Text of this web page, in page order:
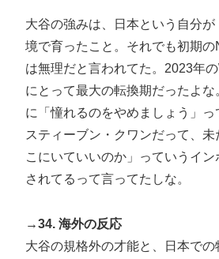
大谷の強みは、日本という自分
境で育ったこと。それでも初期
は無理だと言われてた。2023年
にとって最大の転換期だったよな
に「憧れるのをやめましょう」っ
スティーブン・クワンだって、未
こにいていいのか」っていうイン
されてるって言ってたしな。
→34. 海外の反応
大谷の規格外の才能と、日本で